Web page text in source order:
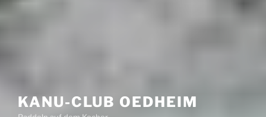
KANU-CLUB OEDHEIM